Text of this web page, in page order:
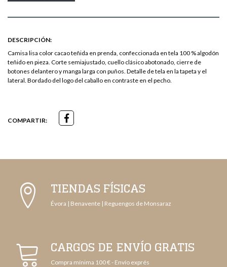
DESCRIPCIÓN:
Camisa lisa color cacao teñida en prenda, confeccionada en tela 100 % algodón
teñido en pieza. Corte semiajustado, cuello clásico abotonado, cierre de
botones delantero y manga larga con puños. Detalle de tela en la tapeta y el
lateral. Bordado del logo del caballo en contraste en el pecho.
COMPARTIR:
TIENDAS FÍSICAS
Évora | Benavente | Reguengos de Monsaraz
CARGOS DE ENVÍO GRATIS
Compra mínima 100 € - Envío exprés